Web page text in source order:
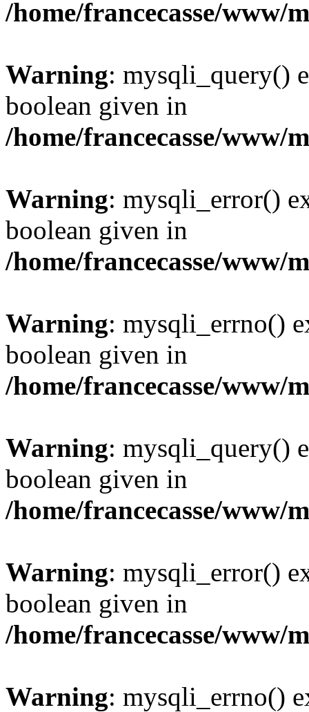
/home/francecasse/www/
Warning: mysqli_query()
boolean given in
/home/francecasse/www/
Warning: mysqli_error()
boolean given in
/home/francecasse/www/
Warning: mysqli_errno()
boolean given in
/home/francecasse/www/
Warning: mysqli_query()
boolean given in
/home/francecasse/www/
Warning: mysqli_error()
boolean given in
/home/francecasse/www/
Warning: mysqli_errno()